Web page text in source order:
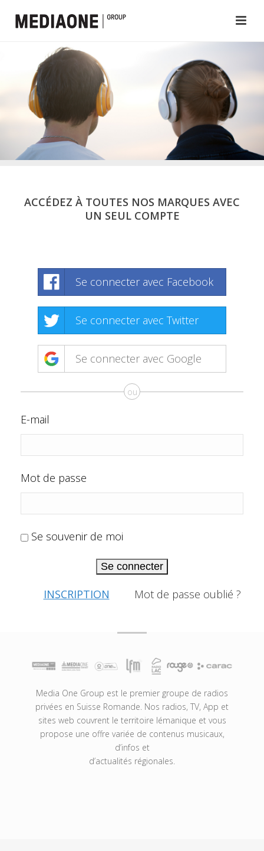
ACCÉDEZ À TOUTES NOS MARQUES AVEC
UN SEUL COMPTE
Se connecter avec Facebook
Se connecter avec Twitter
Se connecter avec Google
ou
E-mail
Mot de passe
Se souvenir de moi
Se connecter
INSCRIPTION Mot de passe oublié ?
Media One Group est le premier groupe de radios
privées en Suisse Romande. Nos radios, TV, App et
sites web couvrent le territoire lémanique et vous
propose une offre variée de contenus musicaux,
d’infos et
d’actualités régionales.